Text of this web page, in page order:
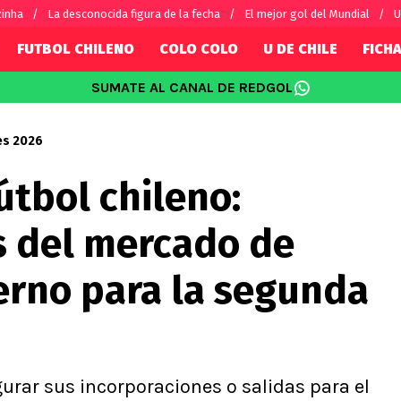
La desconocida figura de la fecha El mejor gol del Mundial
por el mundo
Fútbol Argentino
Fútbol Brasileño
La Liga
Bundesliga
FUTBOL CHILENO COLO COLO U DE CHILE
SUMATE AL CANAL DE REDGOL
2026
chileno:
del mercado de
para la segunda
sus incorporaciones o salidas para el